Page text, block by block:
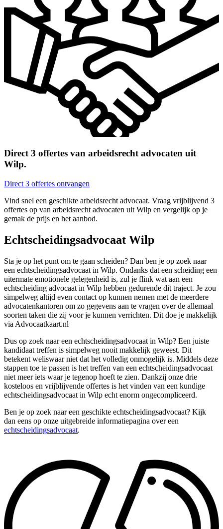
Direct 3 offertes van arbeidsrecht advocaten uit
Wilp.
Direct 3 offertes ontvangen
Vind snel een geschikte arbeidsrecht advocaat. Vraag vrijblijvend 3
offertes op van arbeidsrecht advocaten uit Wilp en vergelijk op je
gemak de prijs en het aanbod.
Echtscheidingsadvocaat Wilp
Sta je op het punt om te gaan scheiden? Dan ben je op zoek naar
een echtscheidingsadvocaat in Wilp. Ondanks dat een scheiding een
uitermate emotionele gelegenheid is, zul je flink wat aan een
echtscheiding advocaat in Wilp hebben gedurende dit traject. Je zou
simpelweg altijd even contact op kunnen nemen met de meerdere
advocatenkantoren om zo gegevens aan te vragen over de allemaal
soorten taken die zij voor je kunnen verrichten. Dit doe je makkelijk
via Advocaatkaart.nl
Dus op zoek naar een echtscheidingsadvocaat in Wilp? Een juiste
kandidaat treffen is simpelweg nooit makkelijk geweest. Dit
betekent weliswaar niet dat het volledig onmogelijk is. Middels deze
stappen toe te passen is het treffen van een echtscheidingsadvocaat
niet meer iets waar je tegenop hoeft te zien. Dankzij onze drie
kosteloos en vrijblijvende offertes is het vinden van een kundige
echtscheidingsadvocaat in Wilp echt enorm ongecompliceerd.
Ben je op zoek naar een geschikte echtscheidingsadvocaat? Kijk
dan eens op onze uitgebreide informatiepagina over een
echtscheidingsadvocaat.